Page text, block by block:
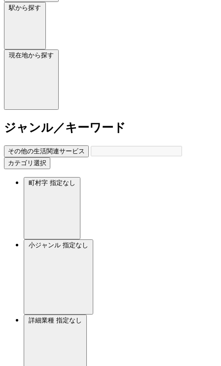
駅から探す
現在地から探す
ジャンル／キーワード
その他の生活関連サービス
カテゴリ選択
町村字 指定なし
小ジャンル 指定なし
詳細業種 指定なし